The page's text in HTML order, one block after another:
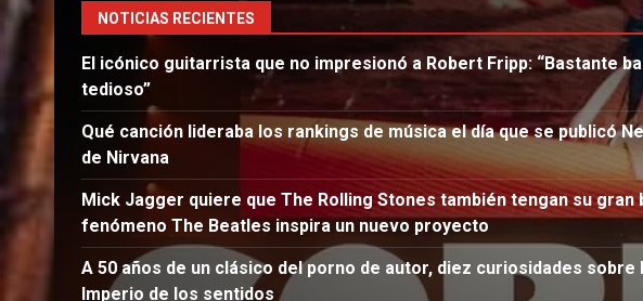
NOTICIAS RECIENTES
El icónico guitarrista que no impresionó a Robert Fripp: “Bastante
tedioso”
Qué canción lideraba los rankings de música el día que se publicó
de Nirvana
Mick Jagger quiere que The Rolling Stones también tengan su gran
fenómeno The Beatles inspira un nuevo proyecto
A 50 años de un clásico del porno de autor, diez curiosidades sobre
Imperio de los sentidos